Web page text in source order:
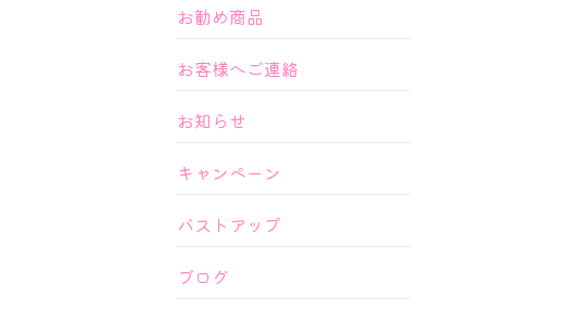
お勧め商品
お客様へご連絡
お知らせ
キャンペーン
バストアップ
ブログ